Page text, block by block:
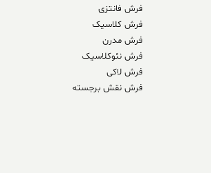
فرش فانتزی
فرش کلاسیک
فرش مدرن
فرش نئوکلاسیک
فرش لاکی
فرش نقش برجسته